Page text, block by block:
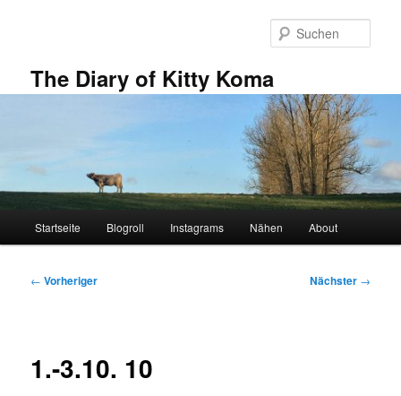
The Diary of Kitty Koma
Startseite Blogroll Instagrams Nähen About
Beitragsnavigation
← Vorheriger Nächster →
1.-3.10. 10